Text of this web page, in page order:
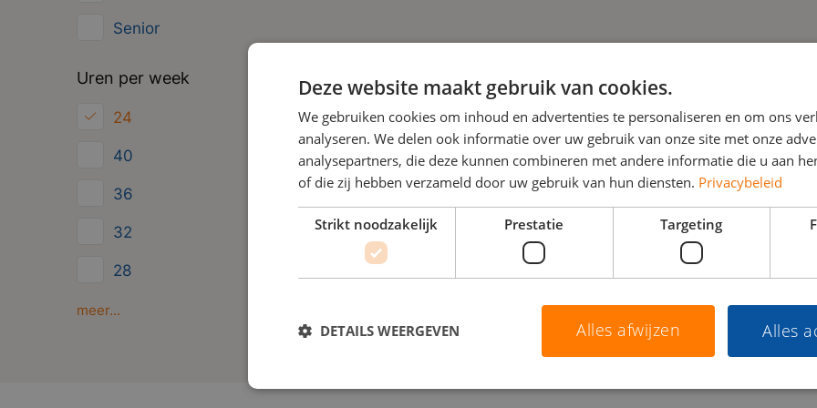
Senior
Uren per week
24
40
36
32
28
Minder dan 24
meer...
Deze website maakt gebruik van cookies.
We gebruiken cookies om inhoud en advertenties te personaliseren en om ons
analyseren. We delen ook informatie over uw gebruik van onze site met onze
analysepartners, die deze kunnen combineren met andere informatie die u aan
of die zij hebben verzameld door uw gebruik van hun diensten. Privacybeleid
Strikt noodzakelijk Prestatie Targeting
Alles
Alles afwijzen
DETAILS WEERGEVEN